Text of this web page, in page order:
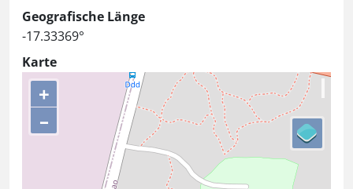
Geografische Länge
-17.33369°
Karte
+
–